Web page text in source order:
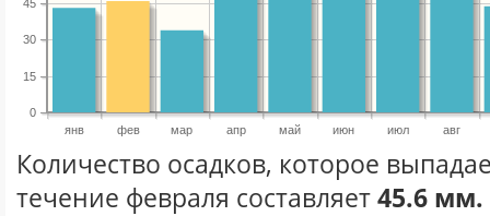
янв фев мар апр май июн июл авг
0
15
30
45
Количество осадков, которое
течение февраля составляет45.6 мм.